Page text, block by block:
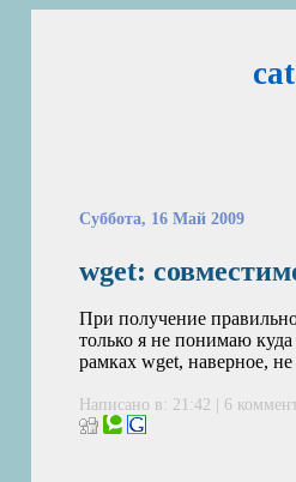
Суббота, 16 Май 2009
wget:
При получение
только я не понимаю
рамках wget, наверное,
Написано в: 21:42 | 6